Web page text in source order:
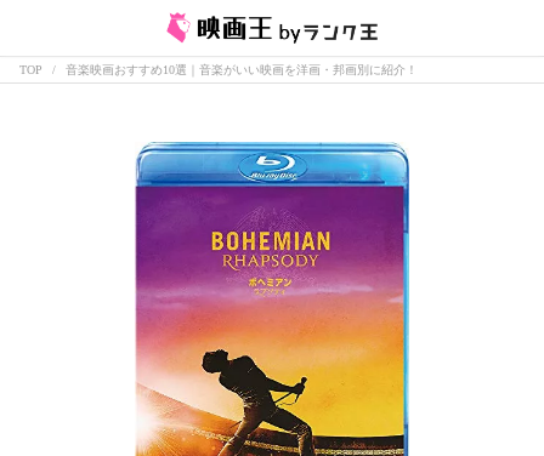
TOP 音楽映画おすすめ10選｜音楽がいい映画を洋画・邦画別に紹介！